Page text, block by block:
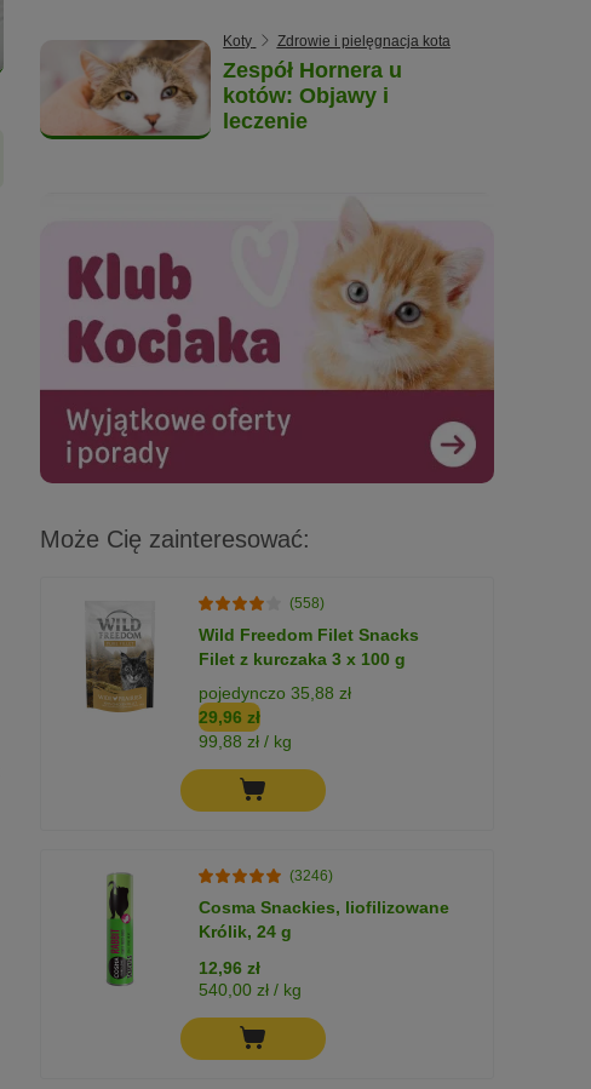
Koty Zdrowie i pielęgnacja kota
Zespół Hornera u
kotów: Objawy i
leczenie
Może Cię zainteresować:
(558)
Wild Freedom Filet Snacks
Filet z kurczaka 3 x 100 g
pojedynczo 35,88 zł
29,96 zł
99,88 zł / kg
(3246)
Cosma Snackies, liofilizowane
Królik, 24 g
12,96 zł
540,00 zł / kg